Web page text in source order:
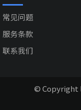
常见问题
服务条款
联系我们
© Copyright